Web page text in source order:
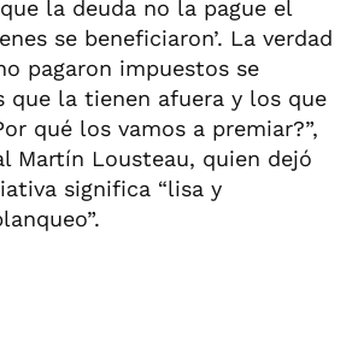
la deuda no la pague el
se beneficiaron’. La verdad
pagaron impuestos se
que la tienen afuera y los que
qué los vamos a premiar?”,
Martín Lousteau, quien dejó
significa “lisa y